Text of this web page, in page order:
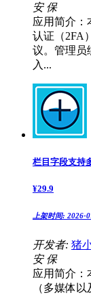
安 保
应用简介：
认证（2FA
议。管理员
入...
栏目字段支持
¥29.9
上架时间: 2026-
开发者: 猪
安 保
应用简介：
（多媒体